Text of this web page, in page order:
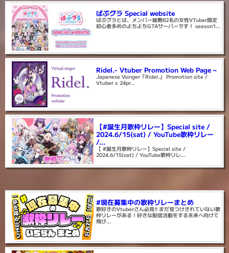
ばぶグラ Special website
ばぶグラとは、メンバー総勢82名の女性VTuber限定
初心者多めのよちよちGTAサーバーです！ season1...
Ridel.- Vtuber Promotion Web Page –
Japanese Vsinger「Ridel.」 Promotion site /
Vtuber x 24pr...
【#誕生月歌枠リレー】Special site /
2024.6/15(sat) / YouTube歌枠リレー
/...
【 #誕生月歌枠リレー】Special site /
2024.6/15(sat) / YouTube歌枠リレ...
#現在募集中の歌枠リレーまとめ
歌好きのVtuberさん必見!! まだ見つけきれていない歌
枠リレーがある！好きな配信活動をする未来へ向けて
飛び...